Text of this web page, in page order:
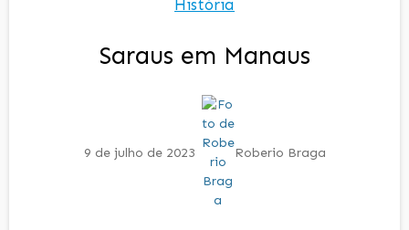
História
Saraus em Manaus
9 de julho de 2023 Roberio Braga